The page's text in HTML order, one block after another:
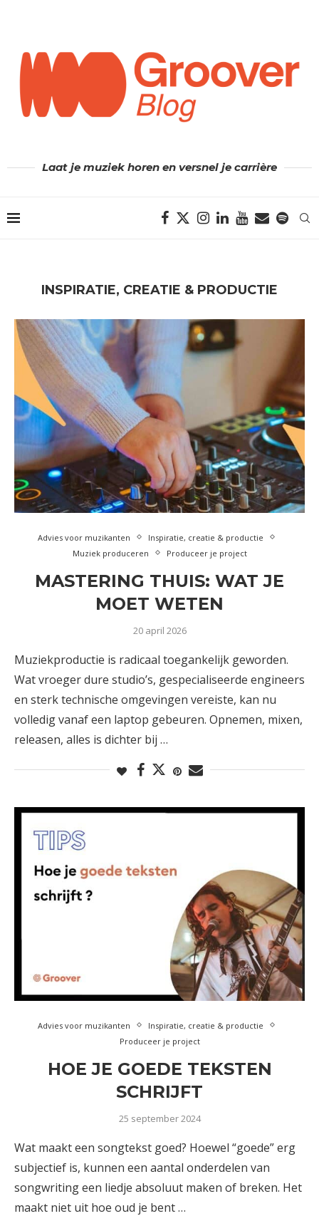
Laat je muziek horen en versnel je carrière
INSPIRATIE, CREATIE & PRODUCTIE
Advies voor muzikanten
Inspiratie, creatie & productie
Muziek produceren
Produceer je project
MASTERING THUIS: WAT JE
MOET WETEN
20 april 2026
Muziekproductie is radicaal toegankelijk geworden.
Wat vroeger dure studio’s, gespecialiseerde engineers
en sterk technische omgevingen vereiste, kan nu
volledig vanaf een laptop gebeuren. Opnemen, mixen,
releasen, alles is dichter bij …
Advies voor muzikanten
Inspiratie, creatie & productie
Produceer je project
HOE JE GOEDE TEKSTEN
SCHRIJFT
25 september 2024
Wat maakt een songtekst goed? Hoewel “goede” erg
subjectief is, kunnen een aantal onderdelen van
songwriting een liedje absoluut maken of breken. Het
maakt niet uit hoe oud je bent …